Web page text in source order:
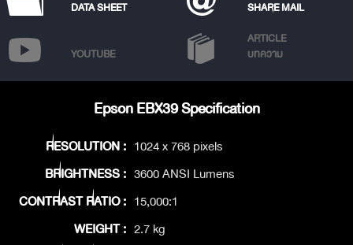
DATA SHEET SHARE MAIL
YOUTUBE
ARTICLE
บทความ
Epson EBX39 Specification
RESOLUTION : 1024 x 768 pixels
BRIGHTNESS : 3600 ANSI Lumens
CONTRAST RATIO : 15,000:1
WEIGHT : 2.7 kg